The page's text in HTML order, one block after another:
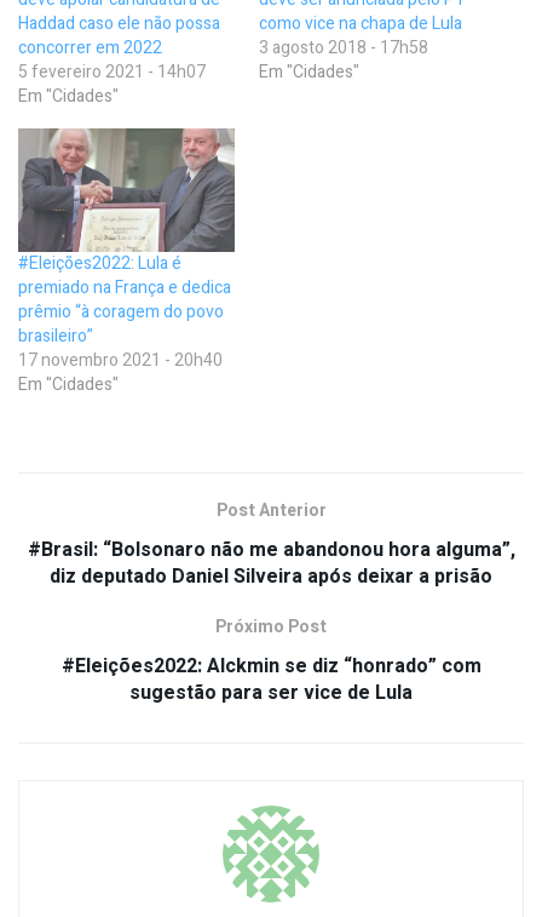
Haddad caso ele não possa
concorrer em 2022
5 fevereiro 2021 - 14h07
Em "Cidades"
como vice na chapa de Lula
3 agosto 2018 - 17h58
Em "Cidades"
#Eleições2022: Lula é
premiado na França e dedica
prêmio “à coragem do povo
brasileiro”
17 novembro 2021 - 20h40
Em "Cidades"
Post Anterior
#Brasil: “Bolsonaro não me abandonou hora alguma”,
diz deputado Daniel Silveira após deixar a prisão
Próximo Post
#Eleições2022: Alckmin se diz “honrado” com
sugestão para ser vice de Lula